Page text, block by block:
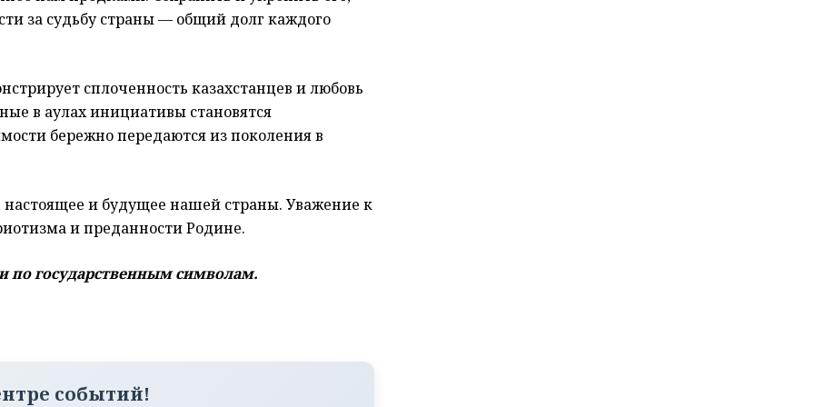
за судьбу страны — общий долг каждого
сплоченность казахстанцев и любовь
в аулах инициативы становятся
бережно передаются из поколения в
и будущее нашей страны. Уважение к
и преданности Родине.
по государственным символам.
событий!